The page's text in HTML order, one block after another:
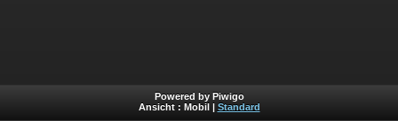
Powered by Piwigo
Ansicht : Mobil Standard